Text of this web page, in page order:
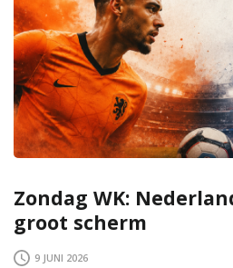
Zondag WK:
groot scherm
9 JUNI 2026